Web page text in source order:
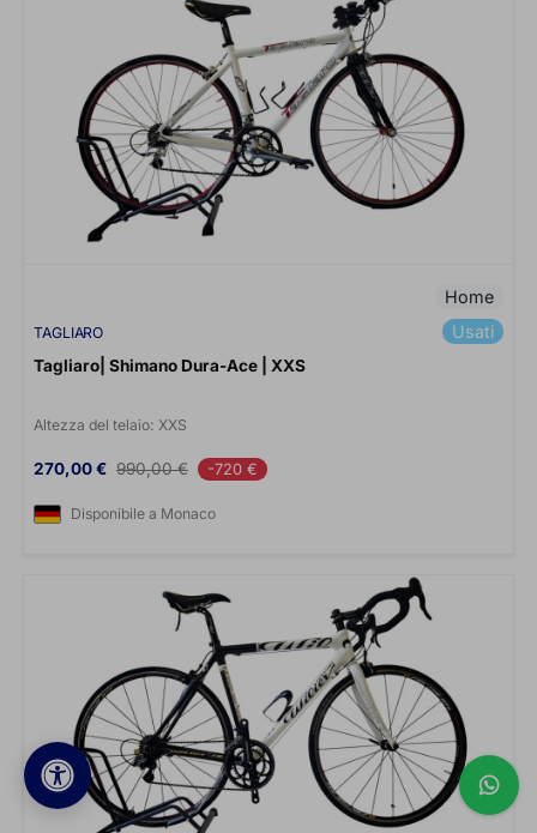
Home
TAGLIARO Usati
Tagliaro| Shimano Dura-Ace | XXS
Altezza del telaio: XXS
Prezzo
270,00 € Prezzo base
990,00 € -720 €
Disponibile a Monaco